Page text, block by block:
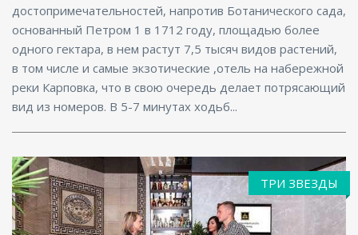
достопримечательностей, напротив Ботанического сада,
основанный Петром 1 в 1712 году, площадью более
одного гектара, в нем растут 7,5 тысяч видов растений,
в том числе и самые экзотические ,отель на набережной
реки Карповка, что в свою очередь делает потрясающий
вид из номеров. В 5-7 минутах ходьб...
ТРИ ЗВЕЗДЫ